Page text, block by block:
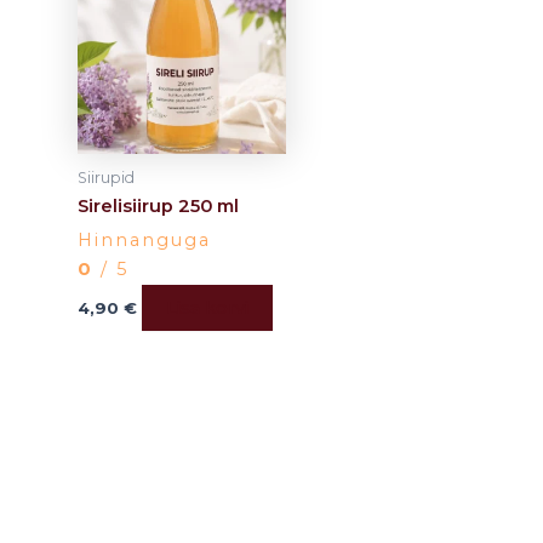
Siirupid
Sirelisiirup 250 ml
Hinnanguga
0 / 5
4,90 €